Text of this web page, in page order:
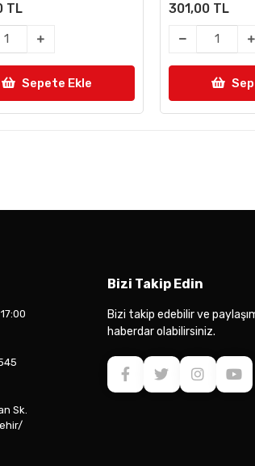
TL
Sepete Ekle
301,00 TL
Sk.
Bizi Takip Edin
Bizi takip edebilir ve
haberdar olabilirsiniz.